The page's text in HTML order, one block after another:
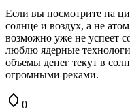
Если вы посмотрите на
солнце и воздух, а не
возможно уже не успеет
люблю ядерные
объемы денег текут в
огромными реками.
0